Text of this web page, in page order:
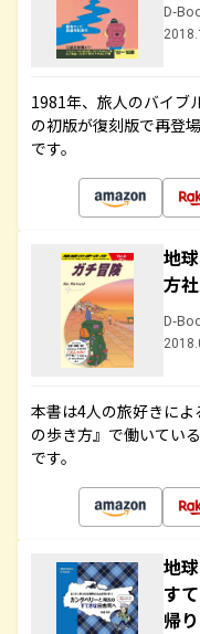
D-
1981年、旅人のバイブ
の初版が復刻版で再登
です。
地
方
D-
本書は4人の旅好きに
の歩き方』で働いてい
です。
地
す
帰